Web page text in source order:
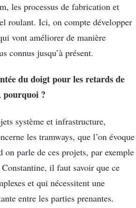
les processus de fabrication et
roulant. Ici, on compte développer
vont améliorer de manière
connus jusqu’à présent.
du doigt pour les retards de
pourquoi ?
système et infrastructure,
les tramways, que l’on évoque
on parle de ces projets, par exemple
il faut savoir que ce
et qui nécessitent une
entre les parties prenantes.